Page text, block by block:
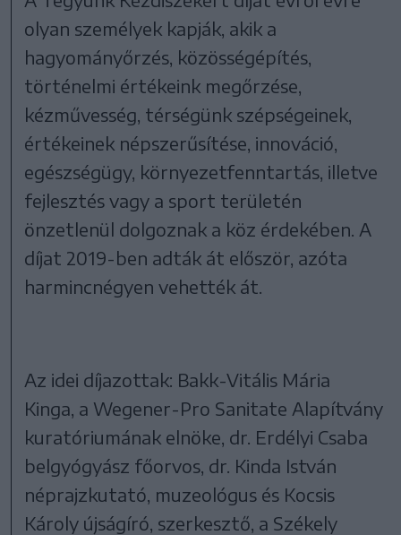
olyan személyek kapják, akik a
hagyományőrzés, közösségépítés,
történelmi értékeink megőrzése,
kézművesség, térségünk szépségeinek,
értékeinek népszerűsítése, innováció,
egészségügy, környezetfenntartás, illetve
fejlesztés vagy a sport területén
önzetlenül dolgoznak a köz érdekében. A
díjat 2019-ben adták át először, azóta
harmincnégyen vehették át.
Az idei díjazottak: Bakk-Vitális Mária
Kinga, a Wegener-Pro Sanitate Alapítvány
kuratóriumának elnöke, dr. Erdélyi Csaba
belgyógyász főorvos, dr. Kinda István
néprajzkutató, muzeológus és Kocsis
Károly újságíró, szerkesztő, a Székely